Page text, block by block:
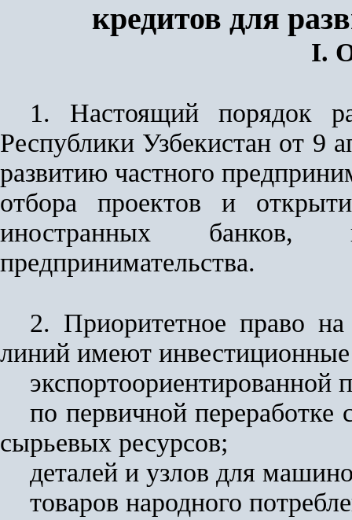
кредитов для
I.
1. Настоящий порядок
Республики Узбекистан от
развитию частного
отбора проектов и
иностранных банков,
предпринимательства.
2. Приоритетное право
линий имеют
экспортоориентированной
по первичной переработке
сырьевых ресурсов;
деталей и узлов для
товаров народного